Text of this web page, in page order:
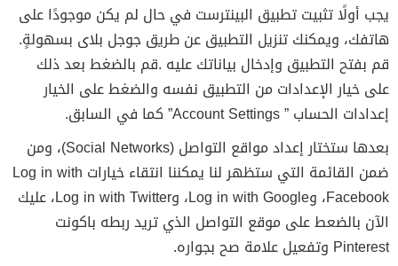
يجب أولًا تثبيت تطبيق البينترست في حال لم يكن موجودًا على
هاتفك، ويمكنك تنزيل التطبيق عن طريق جوجل بلاى بسهولةٍ.
قم بفتح التطبيق وإدخال بياناتك عليه .قم بالضغط بعد ذلك
على خيار الإعدادات من التطبيق نفسه والضغط على الخيار
إعدادات الحساب ” Account Settings” كما في السابق.
بعدها ستختار إعداد مواقع التواصل (Social Networks)، ومن
ضمن القائمة التي ستظهر لنا يمكننا انتقاء خيارات Log in with
Facebook، وLog in with Google، وLog in with Twitter، عليك
الآن بالضعط على موقع التواصل الذي تريد ربطه باكونت
Pinterest وتفعيل علامة صح بجواره.